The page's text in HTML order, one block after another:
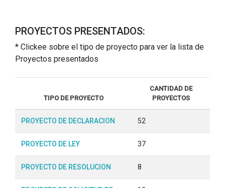
PROYECTOS PRESENTADOS:
* Clickee sobre el tipo de proyecto para ver la lista de
Proyectos presentados
TIPO DE PROYECTO
CANTIDAD DE
PROYECTOS
PROYECTO DE DECLARACION 52
PROYECTO DE LEY 37
PROYECTO DE RESOLUCION 8